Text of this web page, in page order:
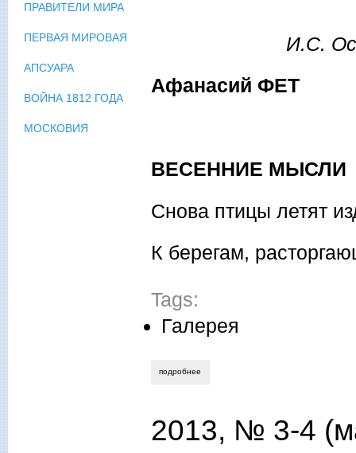
И.С.
Афанасий ФЕТ
ВЕСЕННИЕ МЫСЛИ
Снова птицы летят
К берегам,
Tags:
Галерея
подробнее
2013, № 3-4
ПРАВИТЕЛИ МИРА
ПЕРВАЯ МИРОВАЯ
АПСУАРА
ВОЙНА 1812 ГОДА
МОСКОВИЯ